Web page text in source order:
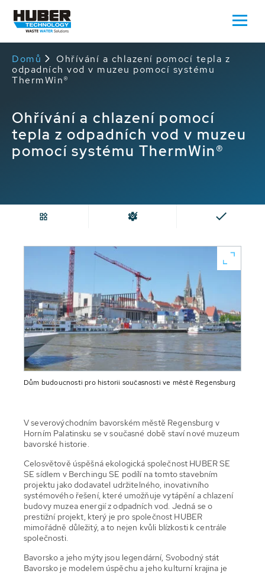
Domů
Ohřívání a chlazení pomocí tepla z
odpadních vod v muzeu pomocí systému
ThermWin®
Ohřívání a chlazení pomocí
tepla z odpadních vod v muzeu
pomocí systému ThermWin®
Dům budoucnosti pro historii současnosti ve městě Regensburg
V severovýchodním bavorském městě Regensburg v
Horním Palatinsku se v současné době staví nové muzeum
bavorské historie.
Celosvětově úspěšná ekologická společnost HUBER SE
SE sídlem v Berchingu SE podílí na tomto stavebním
projektu jako dodavatel udržitelného, inovativního
systémového řešení, které umožňuje vytápění a chlazení
budovy muzea energií z odpadních vod. Jedná se o
prestižní projekt, který je pro společnost HUBER
mimořádně důležitý, a to nejen kvůli blízkosti k centrále
společnosti.
Bavorsko a jeho mýty jsou legendární, Svobodný stát
Bavorsko je modelem úspěchu a jeho kulturní krajina je